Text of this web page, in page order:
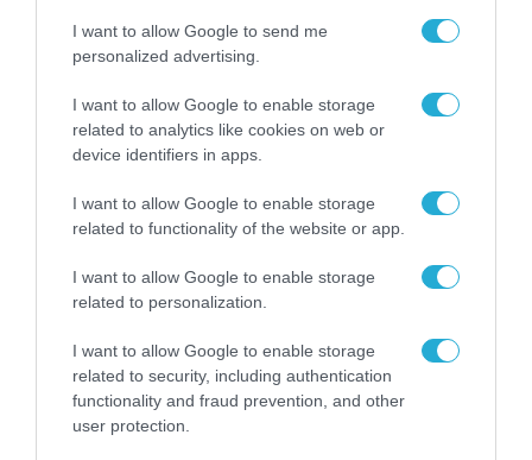
I want to allow Google to send me
personalized advertising.
I want to allow Google to enable storage
related to analytics like cookies on web or
device identifiers in apps.
I want to allow Google to enable storage
related to functionality of the website or app.
I want to allow Google to enable storage
related to personalization.
I want to allow Google to enable storage
related to security, including authentication
functionality and fraud prevention, and other
user protection.
Επαγγελματίας στον τομέα των Ψηφιακών
Τεχνολογιών, με εξειδίκευση στην Τεχνητή
Νοημοσύνη και τη Ρομποτική, Πρόεδρος
Ελληνικού Μουσείου Τεχνολογίας
Μέλος, Ζιούτα Αικατερίνη, Νομικός
Μέλος, Ιγνατιάδης Σπυρίδωνας, Σύμβουλος
Επιχειρήσεων
Μέλος, Μπελιμπασάκης Εμμανουήλ,
Πολιτικός Μηχανικός
Μέλος, Ρουμπίδης Χρήστος, Εκπαιδευτικός,
Διευθυντής Δευτεροβάθμιας Εκπαίδευσης
Δυτικής Θεσσαλονίκης